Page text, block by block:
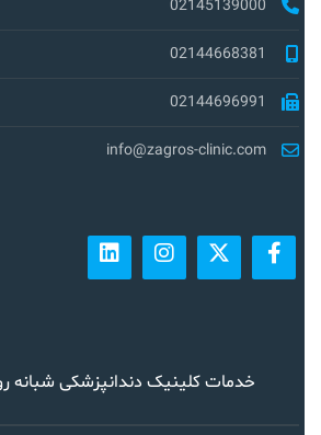
02145139000
02144668381
02144696991
info@zagros-clinic.com
خدمات کلینیک دندانپزشکی شبانه